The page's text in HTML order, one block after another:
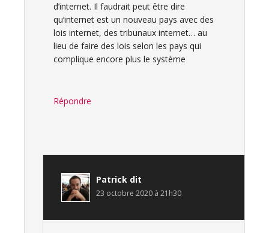
d’internet. Il faudrait peut être dire
qu’internet est un nouveau pays avec des
lois internet, des tribunaux internet… au
lieu de faire des lois selon les pays qui
complique encore plus le système
Répondre
Patrick dit
23 octobre 2020 à 21h30